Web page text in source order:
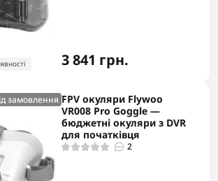
3 841 грн.
замовлення FPV окуляри Flywoo
VR008 Pro Goggle —
бюджетні окуляри з DVR
для початківця
2